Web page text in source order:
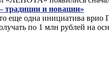
традиции и новации»
еще одна инициатива врио
по 1 млн рублей на